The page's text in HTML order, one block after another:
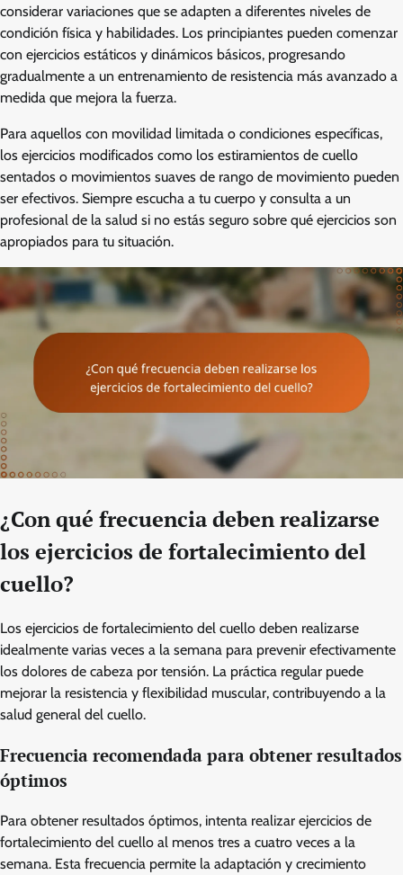
considerar variaciones que se adapten a diferentes niveles de
condición física y habilidades. Los principiantes pueden comenzar
con ejercicios estáticos y dinámicos básicos, progresando
gradualmente a un entrenamiento de resistencia más avanzado a
medida que mejora la fuerza.
Para aquellos con movilidad limitada o condiciones específicas,
los ejercicios modificados como los estiramientos de cuello
sentados o movimientos suaves de rango de movimiento pueden
ser efectivos. Siempre escucha a tu cuerpo y consulta a un
profesional de la salud si no estás seguro sobre qué ejercicios son
apropiados para tu situación.
¿Con qué frecuencia deben realizarse
los ejercicios de fortalecimiento del
cuello?
Los ejercicios de fortalecimiento del cuello deben realizarse
idealmente varias veces a la semana para prevenir efectivamente
los dolores de cabeza por tensión. La práctica regular puede
mejorar la resistencia y flexibilidad muscular, contribuyendo a la
salud general del cuello.
Frecuencia recomendada para obtener resultados
óptimos
Para obtener resultados óptimos, intenta realizar ejercicios de
fortalecimiento del cuello al menos tres a cuatro veces a la
semana. Esta frecuencia permite la adaptación y crecimiento